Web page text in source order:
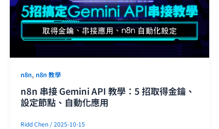
n8n, n8n 教學
n8n 串接 Gemini API 教學：5 招取得金鑰、
設定節點、自動化應用
Ridd Chen /2025-10-15